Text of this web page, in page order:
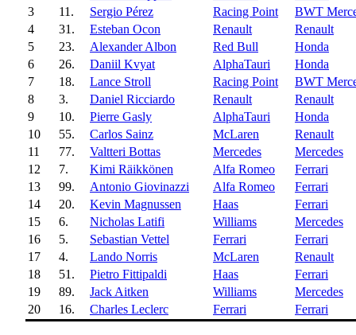
3
11. Sergio Pérez Racing Point
BWT
4
31. Esteban Ocon Renault
Renault
5
23. Alexander Albon Red Bull
Honda
6
26. Daniil Kvyat AlphaTauri
Honda
7
18. Lance Stroll Racing Point
BWT
8
3. Daniel Ricciardo Renault
Renault
9
10. Pierre Gasly AlphaTauri
Honda
10
55. Carlos Sainz McLaren
Renault
11
77. Valtteri Bottas Mercedes
Mercedes
12
7. Kimi Räikkönen Alfa Romeo
Ferrari
13
99. Antonio Giovinazzi Alfa Romeo
Ferrari
14
20. Kevin Magnussen Haas
Ferrari
15
6. Nicholas Latifi Williams
Mercedes
16
5. Sebastian Vettel Ferrari
Ferrari
17
4. Lando Norris McLaren
Renault
18
51. Pietro Fittipaldi Haas
Ferrari
19
89. Jack Aitken Williams
Mercedes
20
16. Charles Leclerc Ferrari Ferrari